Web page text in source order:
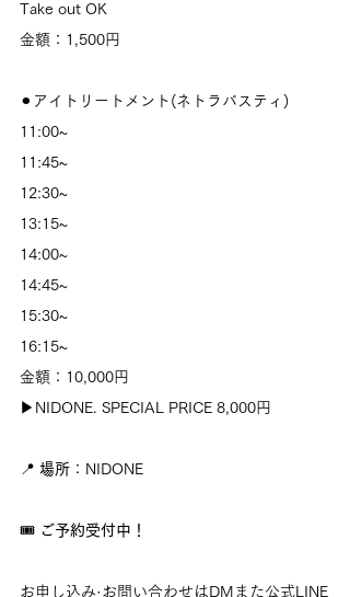
Take out OK
金額：1,500円
⚫︎アイトリートメント(ネトラバスティ)
11:00~
11:45~
12:30~
13:15~
14:00~
14:45~
15:30~
16:15~
金額：10,000円
▶︎NIDONE. SPECIAL PRICE 8,000円
📍 場所 ：NIDONE
🎟 ご予約受付中！
お申し込み·お問い合わせはDMまた公式LINE